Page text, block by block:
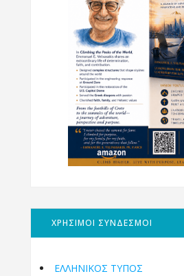
ΧΡΗΣΙΜΟΙ ΣΥΝΔΕΣΜΟΙ
ΕΛΛΗΝΙΚΟΣ ΤΥΠΟΣ